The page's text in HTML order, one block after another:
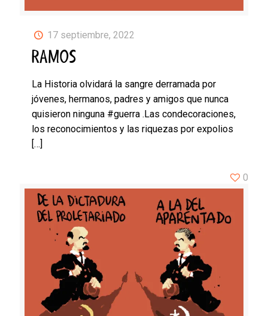
17 septiembre, 2022
RAMOS
La Historia olvidará la sangre derramada por
jóvenes, hermanos, padres y amigos que nunca
quisieron ninguna #guerra .Las condecoraciones,
los reconocimientos y las riquezas por expolios
[…]
0